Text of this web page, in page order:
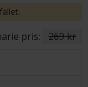
pris: 269 kr